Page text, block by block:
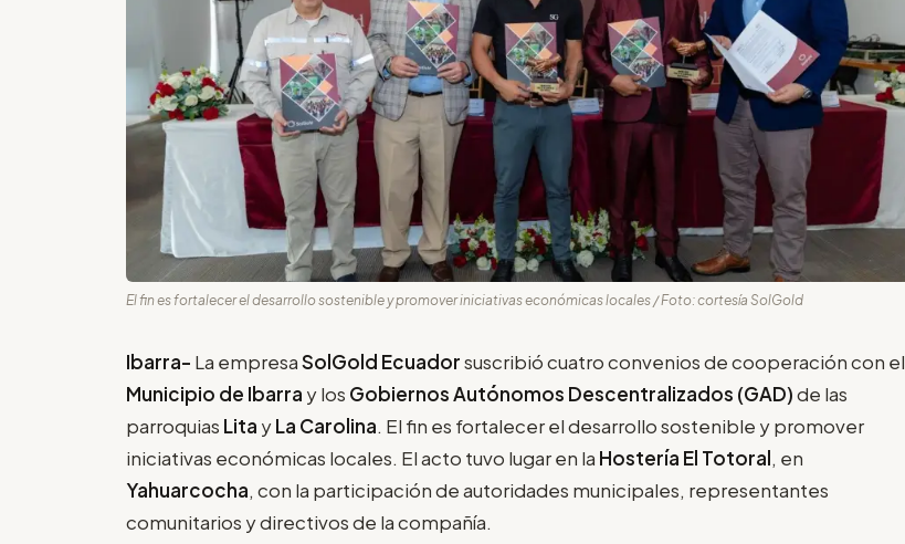
El fin es fortalecer el desarrollo sostenible y promover iniciativas económicas locales / Foto: cortesía SolGold
Ibarra- La empresaSolGold Ecuadorsuscribió cuatro convenios de cooperación con el
Municipio de Ibarra y los Gobiernos Autónomos Descentralizados (GAD)de las
parroquias Lita yLa Carolina. El fin es fortalecer el desarrollo sostenible y promover
iniciativas económicas locales. El acto tuvo lugar en la Hostería El Totoral, en
Yahuarcocha, con la participación de autoridades municipales, representantes
comunitarios y directivos de la compañía.